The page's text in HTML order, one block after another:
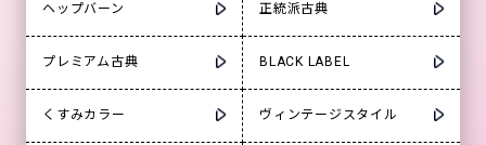
ヘップバーン 正統派古典
プレミアム古典 BLACK LABEL
くすみカラー ヴィンテージスタイル